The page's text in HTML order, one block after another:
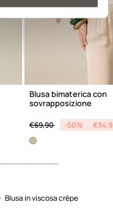
Blusa bimaterica con
sovrapposizione
Price reduced from
€69,90 to -50%
Blusa in viscosa crêpe